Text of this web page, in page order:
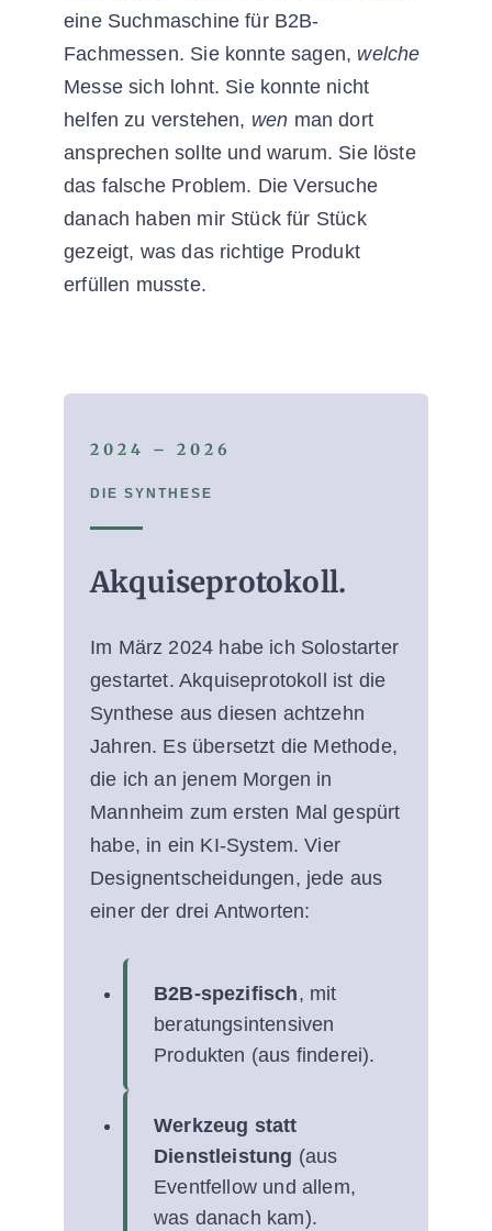
eine Suchmaschine für B2B-
Fachmessen. Sie konnte sagen, welche
Messe sich lohnt. Sie konnte nicht
helfen zu verstehen, wen man dort
ansprechen sollte und warum. Sie löste
das falsche Problem. Die Versuche
danach haben mir Stück für Stück
gezeigt, was das richtige Produkt
erfüllen musste.
2024 – 2026
DIE SYNTHESE
Akquiseprotokoll.
Im März 2024 habe ich Solostarter
gestartet. Akquiseprotokoll ist die
Synthese aus diesen achtzehn
Jahren. Es übersetzt die Methode,
die ich an jenem Morgen in
Mannheim zum ersten Mal gespürt
habe, in ein KI-System. Vier
Designentscheidungen, jede aus
einer der drei Antworten:
B2B-spezifisch, mit
beratungsintensiven
Produkten (aus finderei).
Werkzeug statt
Dienstleistung (aus
Eventfellow und allem,
was danach kam).